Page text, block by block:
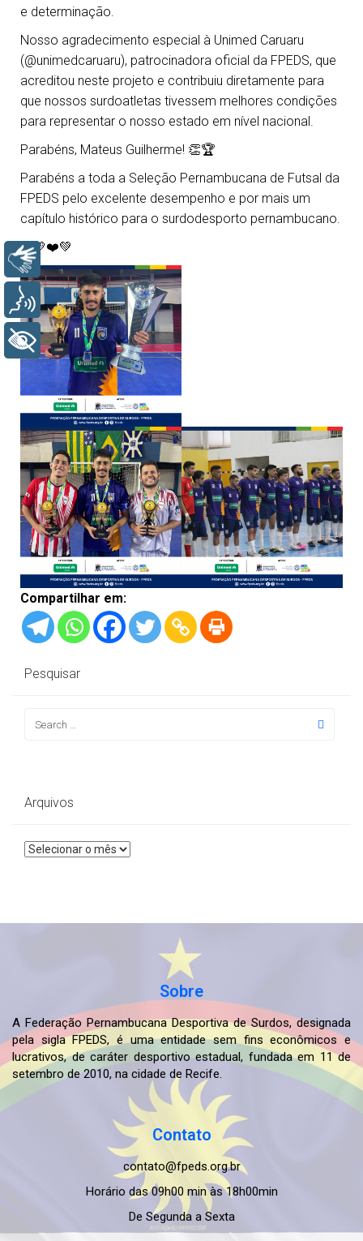
e determinação.
Nosso agradecimento especial à Unimed Caruaru
(@unimedcaruaru), patrocinadora oficial da FPEDS, que
acreditou neste projeto e contribuiu diretamente para
que nossos surdoatletas tivessem melhores condições
para representar o nosso estado em nível nacional.
Parabéns, Mateus Guilherme! 👏🏆
Parabéns a toda a Seleção Pernambucana de Futsal da
FPEDS pelo excelente desempenho e por mais um
capítulo histórico para o surdodesporto pernambucano.
💙💛❤️💚
Compartilhar em:
Pesquisar
Arquivos
Arquivos
Sobre
A Federação Pernambucana Desportiva de Surdos, designada
pela sigla FPEDS, é uma entidade sem fins econômicos e
lucrativos, de caráter desportivo estadual, fundada em 11 de
setembro de 2010, na cidade de Recife.
Contato
contato@fpeds.org.br
Horário das 09h00 min às 18h00min
De Segunda a Sexta
Voz
+ Acessibilidade